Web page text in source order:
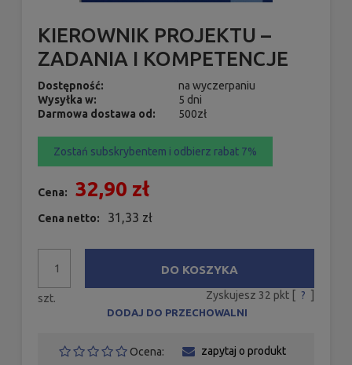
KIEROWNIK PROJEKTU –
ZADANIA I KOMPETENCJE
Dostępność:
na wyczerpaniu
Wysyłka w:
5 dni
Darmowa dostawa od:
500zł
Zostań subskrybentem i odbierz rabat 7%
Cena: 32,90 zł
Cena netto: 31,33 zł
szt.
DO KOSZYKA
Zyskujesz 32 pkt [ ? ]
DODAJ DO PRZECHOWALNI
Ocena:
zapytaj o produkt